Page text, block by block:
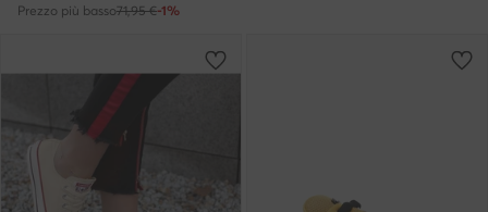
Prezzo più basso71,95 €-1%